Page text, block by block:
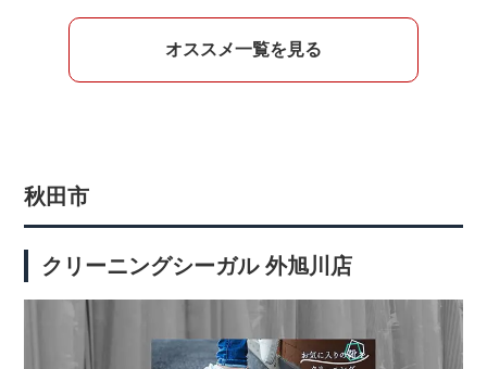
オススメ一覧を見る
秋田市
クリーニングシーガル 外旭川店